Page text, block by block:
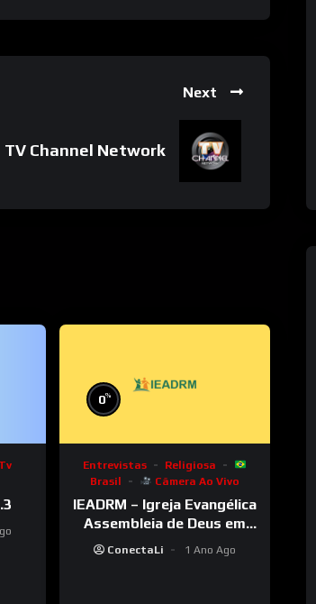
Next
TV Channel Network
Tv
0%
Entrevistas
Religiosa
Brasil
Câmera Ao Vivo
IEADRM – Igreja Evangélica
Assembleia de Deus em
Rolim de Moura–RO
ConectaLi 1 Ano Ago